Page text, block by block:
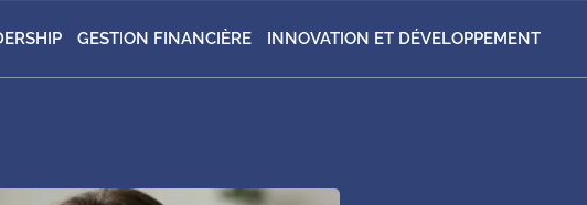
GESTION FINANCIÈRE INNOVATION ET DÉVELOPPEMENT